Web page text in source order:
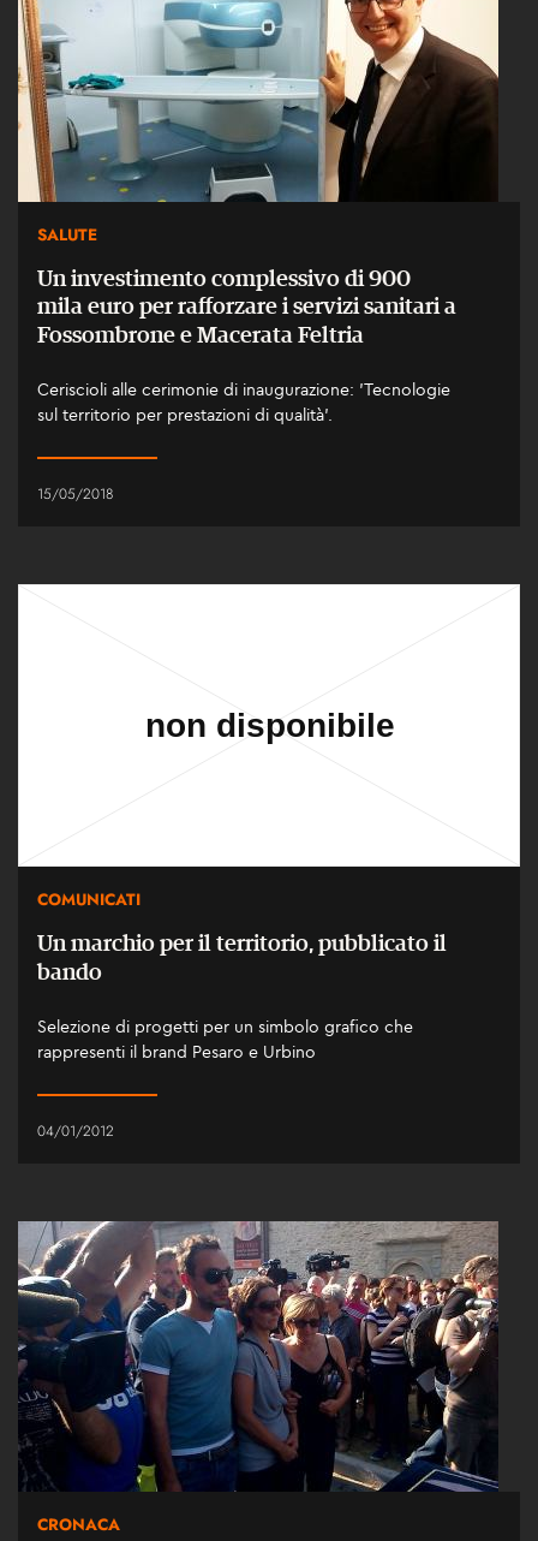
SALUTE
Un investimento complessivo di 900
mila euro per rafforzare i servizi sanitari a
Fossombrone e Macerata Feltria
Ceriscioli alle cerimonie di inaugurazione: 'Tecnologie
sul territorio per prestazioni di qualità'.
15/05/2018
COMUNICATI
Un marchio per il territorio, pubblicato il
bando
Selezione di progetti per un simbolo grafico che
rappresenti il brand Pesaro e Urbino
04/01/2012
CRONACA